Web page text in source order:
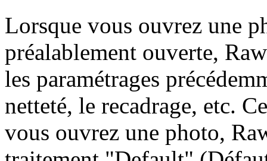
Lorsque vous ouvrez une
préalablement ouverte,
les paramétrages
netteté, le recadrage, etc.
vous ouvrez une photo,